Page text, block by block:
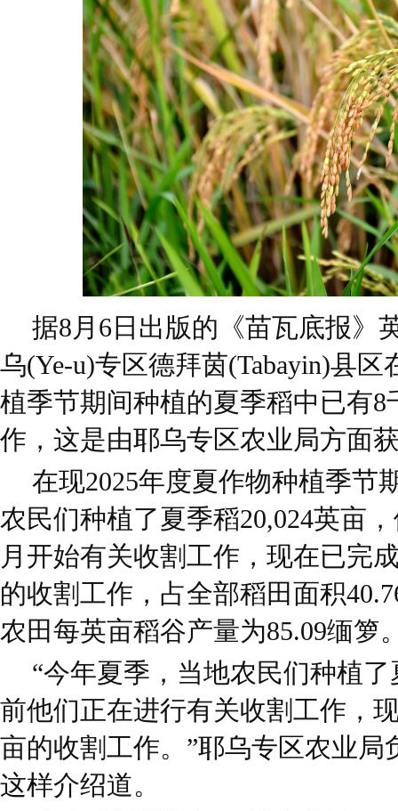
据8月6日出版的《苗瓦底报》
乌(Ye-u)专区德拜茵(Tabayin)县
植季节期间种植的夏季稻中已有
作，这是由耶乌专区农业局方面
在现2025年度夏作物种植季节
农民们种植了夏季稻20,024英亩
月开始有关收割工作，现在已完
的收割工作，占全部稻田面积
农田每英亩稻谷产量为85.09缅箩
“今年夏季，当地农民们种植
前他们正在进行有关收割工作，
亩的收割工作。”耶乌专区农业局
这样介绍道。